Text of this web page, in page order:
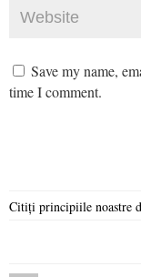
Save my name,
time I comment.
Citiți principiile noastre